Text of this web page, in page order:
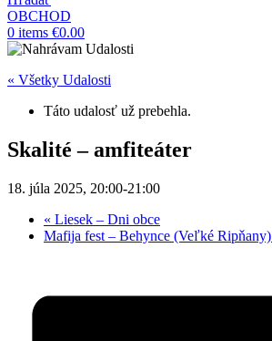
OBCHOD
0 items €0.00
« Všetky Udalosti
Táto udalosť už prebehla.
Skalité – amfiteáter
18. júla 2025, 20:00-21:00
« Liesek – Dni obce
Mafija fest – Behynce (Veľké Ripňany)